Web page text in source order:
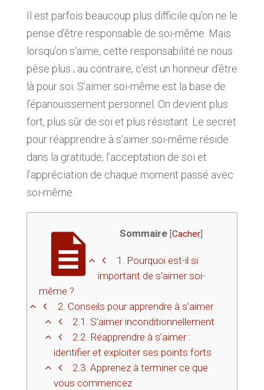
Il est parfois beaucoup plus difficile qu’on ne le
pense d’être responsable de soi-même. Mais
lorsqu’on s’aime, cette responsabilité ne nous
pèse plus ; au contraire, c’est un honneur d’être
là pour soi. S’aimer soi-même est la base de
l’épanouissement personnel. On devient plus
fort, plus sûr de soi et plus résistant. Le secret
pour réapprendre à s’aimer soi-même réside
dans la gratitude, l’acceptation de soi et
l’appréciation de chaque moment passé avec
soi-même.
Sommaire [Cacher]
1. Pourquoi est-il si
important de s’aimer soi-
même ?
2. Conseils pour apprendre à s’aimer
2.1. S’aimer inconditionnellement
2.2. Réapprendre à s’aimer :
identifier et exploiter ses points forts
2.3. Apprenez à terminer ce que
vous commencez